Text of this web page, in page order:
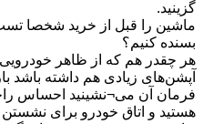
را قبل از خرید شخصا تست کنیم
کنیم؟
هم که از ظاهر خودرویی
زیادی هم داشته باشد باز
آن می‌¬نشینید احساس راحتی
و اتاق خودرو برای نشستن